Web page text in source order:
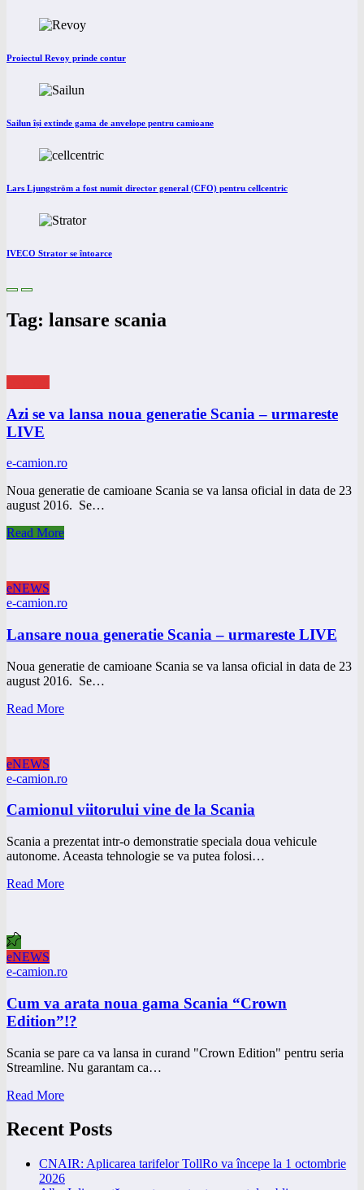
Proiectul Revoy prinde contur
Sailun își extinde gama de anvelope pentru camioane
Lars Ljungström a fost numit director general (CFO) pentru cellcentric
IVECO Strator se întoarce
Tag: lansare scania
Azi se va lansa noua generatie Scania – urmareste
LIVE
e-camion.ro
Noua generatie de camioane Scania se va lansa oficial in data de 23
august 2016. Se…
Read More
eNEWS
e-camion.ro
Lansare noua generatie Scania – urmareste LIVE
Noua generatie de camioane Scania se va lansa oficial in data de 23
august 2016. Se…
Read More
eNEWS
e-camion.ro
Camionul viitorului vine de la Scania
Scania a prezentat intr-o demonstratie speciala doua vehicule
autonome. Aceasta tehnologie se va putea folosi…
Read More
eNEWS
e-camion.ro
Cum va arata noua gama Scania “Crown
Edition”!?
Scania se pare ca va lansa in curand "Crown Edition" pentru seria
Streamline. Nu garantam ca…
Read More
Recent Posts
CNAIR: Aplicarea tarifelor TollRo va începe la 1 octombrie
2026